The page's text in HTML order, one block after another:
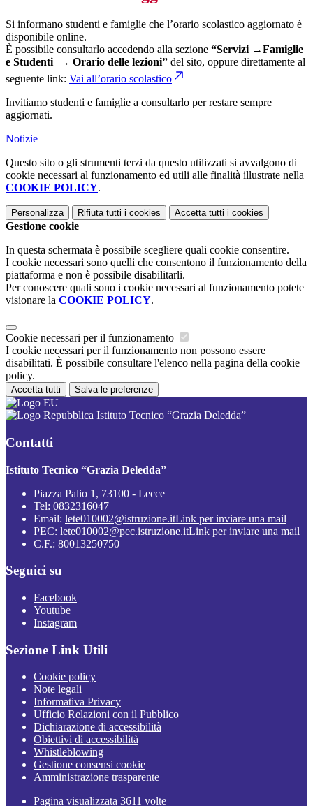
Si informano studenti e famiglie che l’orario scolastico aggiornato è
disponibile online.
È possibile consultarlo accedendo alla sezione “Servizi →Famiglie
e Studenti → Orario delle lezioni” del sito, oppure direttamente al
seguente link: Vai all’orario scolastico
Invitiamo studenti e famiglie a consultarlo per restare sempre
aggiornati.
Notizie
Questo sito o gli strumenti terzi da questo utilizzati si avvalgono di
cookie necessari al funzionamento ed utili alle finalità illustrate nella
COOKIE POLICY.
Personalizza Rifiuta tutti i cookies Accetta tutti i cookies
Gestione cookie
In questa schermata è possibile scegliere quali cookie consentire.
I cookie necessari sono quelli che consentono il funzionamento della
piattaforma e non è possibile disabilitarli.
Per conoscere quali sono i cookie necessari al funzionamento potete
visionare la COOKIE POLICY.
Cookie necessari per il funzionamento
I cookie necessari per il funzionamento non possono essere
disabilitati. È possibile consultare l'elenco nella pagina della cookie
policy.
Accetta tutti Salva le preferenze
Istituto Tecnico “Grazia Deledda”
Contatti
Istituto Tecnico “Grazia Deledda”
Piazza Palio 1, 73100 - Lecce
Tel: 0832316047
Email: lete010002@istruzione.itLink per inviare una mail
PEC: lete010002@pec.istruzione.itLink per inviare una mail
C.F.: 80013250750
Seguici su
Facebook
Youtube
Instagram
Sezione Link Utili
Cookie policy
Note legali
Informativa Privacy
Ufficio Relazioni con il Pubblico
Dichiarazione di accessibilità
Obiettivi di accessibilità
Whistleblowing
Gestione consensi cookie
Amministrazione trasparente
Pagina visualizzata 3611 volte